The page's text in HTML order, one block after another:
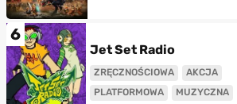
6
Jet Set Radio
ZRĘCZNOŚCIOWA
AKCJA
PLATFORMOWA
MUZYCZNA